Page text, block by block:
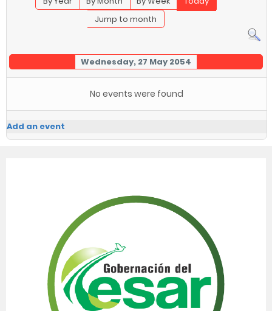
Jump to month
Wednesday, 27 May 2054
No events were found
Add an event